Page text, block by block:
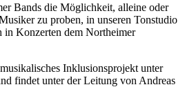
Bands die Möglichkeit, alleine oder
zu proben, in unseren Tonstudio
in Konzerten dem Northeimer
Inklusionsprojekt unter
findet unter der Leitung von Andreas